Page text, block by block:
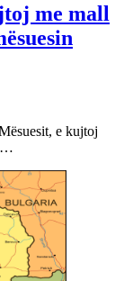
me mall
e kujtoj